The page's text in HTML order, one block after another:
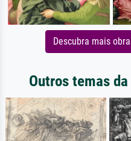
Descubra mais
Outros temas